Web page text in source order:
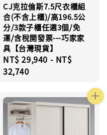
CJ克拉倫斯7.5尺衣櫃組
合(不含上櫃)/高196.5公
分/3款子櫃任選3個/免
運/含稅開發票---巧家家
具【台灣現貨】
Regular
price
NT$ 29,940 - NT$
32,740